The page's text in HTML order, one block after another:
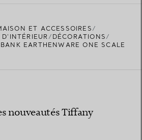
LA PLUS PROCHE
ET ACCESSOIRES
DÉCORATIONS
EARTHENWARE ONE SCALE
nouveautés Tiffany